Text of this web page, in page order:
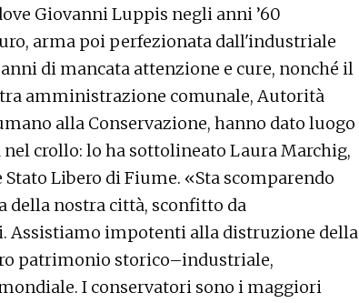
Giovanni Luppis negli anni ’60
arma poi perfezionata dall'industriale
di mancata attenzione e cure, nonché il
amministrazione comunale, Autorità
alla Conservazione, hanno dato luogo
crollo: lo ha sottolineato Laura Marchig,
Libero di Fiume. «Sta scomparendo
della nostra città, sconfitto da
Assistiamo impotenti alla distruzione della
patrimonio storico–industriale,
I conservatori sono i maggiori